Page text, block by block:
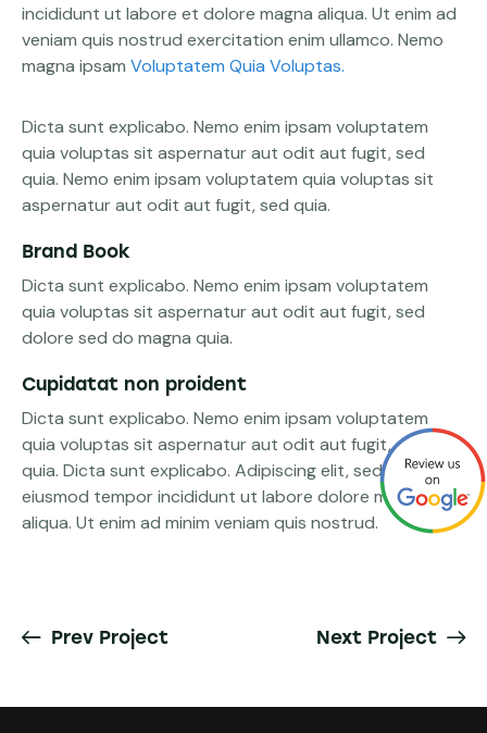
incididunt ut labore et dolore magna aliqua. Ut enim ad
veniam quis nostrud exercitation enim ullamco. Nemo
magna ipsam Voluptatem Quia Voluptas.
Dicta sunt explicabo. Nemo enim ipsam voluptatem
quia voluptas sit aspernatur aut odit aut fugit, sed
quia. Nemo enim ipsam voluptatem quia voluptas sit
aspernatur aut odit aut fugit, sed quia.
Brand Book
Dicta sunt explicabo. Nemo enim ipsam voluptatem
quia voluptas sit aspernatur aut odit aut fugit, sed
dolore sed do magna quia.
Cupidatat non proident
Dicta sunt explicabo. Nemo enim ipsam voluptatem
quia voluptas sit aspernatur aut odit aut fugit, sed
quia. Dicta sunt explicabo. Adipiscing elit, sed do
eiusmod tempor incididunt ut labore dolore magna
aliqua. Ut enim ad minim veniam quis nostrud.
Prev Project Next Project